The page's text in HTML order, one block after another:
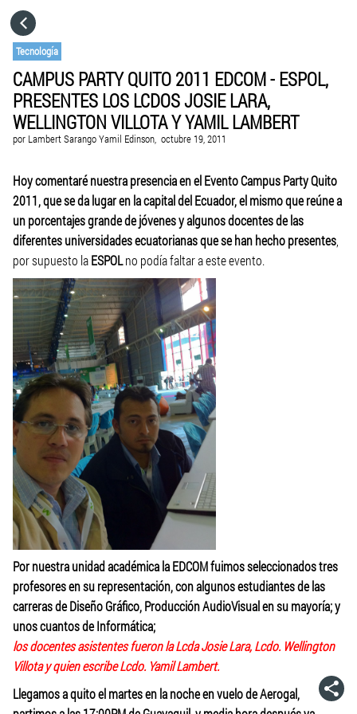
Tecnología
CAMPUS PARTY QUITO 2011 EDCOM - ESPOL,
PRESENTES LOS LCDOS JOSIE LARA,
WELLINGTON VILLOTA Y YAMIL LAMBERT
por Lambert Sarango Yamil Edinson, octubre 19, 2011
Hoy comentaré nuestra presencia en el Evento Campus Party Quito
2011, que se da lugar en la capital del Ecuador, el mismo que reúne a
un porcentajes grande de jóvenes y algunos docentes de las
diferentes universidades ecuatorianas que se han hecho presentes
por supuesto laESPOLno podía faltar a este evento.
Por nuestra unidad académica la EDCOM fuimos seleccionados tres
profesores en su representación, con algunos estudiantes de las
carreras de Diseño Gráfico, Producción AudioVisual en su mayoría; y
unos cuantos de Informática;
los docentes asistentes fueron la Lcda Josie Lara, Lcdo. Wellington
Villota y quien escribe Lcdo. Yamil Lambert.
Llegamos a quito el martes en la noche en vuelo de Aerogal,
CATEGORÍAS
IR A
VISITA EL SITIO WEB